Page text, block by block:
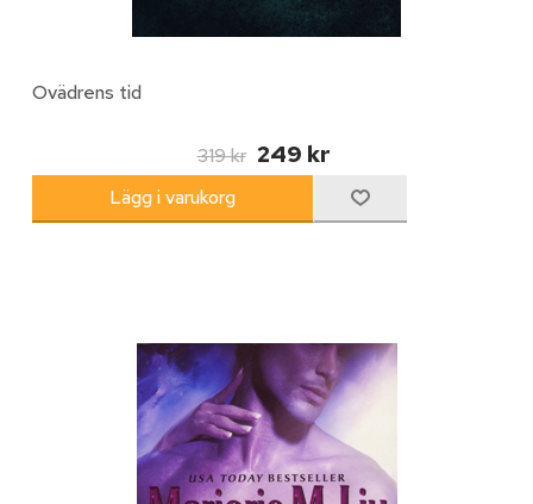
Ovädrens tid
319 kr 249 kr